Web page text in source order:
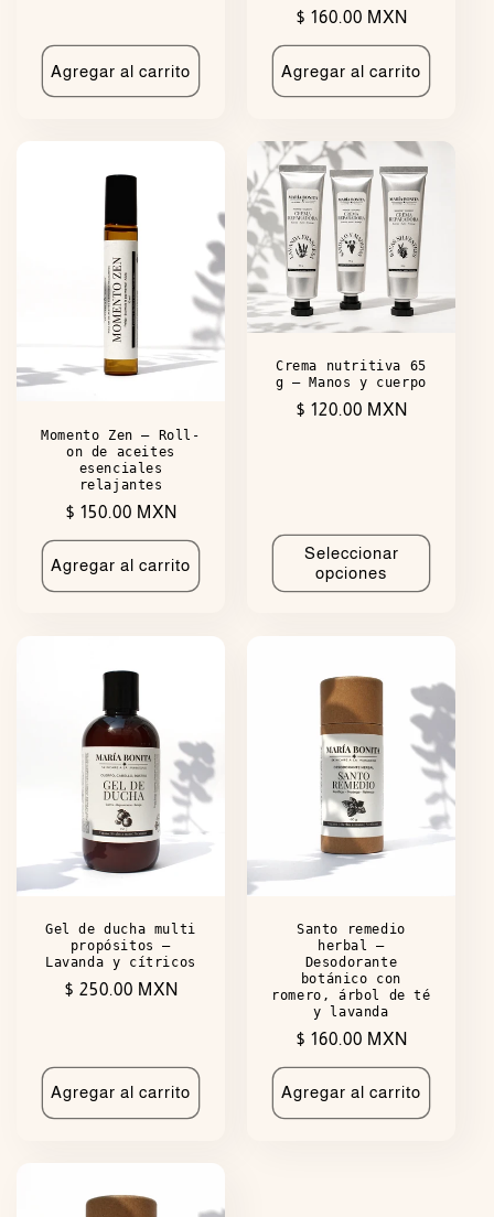
Agregar al carrito
Precio
habitual
$ 160.00 MXN
Agregar al carrito
Momento Zen — Roll-
on de aceites
esenciales
relajantes
Precio
habitual
$ 150.00 MXN
Agregar al carrito
Crema nutritiva 65
g — Manos y cuerpo
Precio
$ 120.00 MXN
Seleccionar
opciones
Gel de ducha multi
propósitos —
Lavanda y cítricos
Precio
$ 250.00 MXN
Agregar al carrito
Santo remedio
herbal —
Desodorante
botánico con
romero, árbol de té
y lavanda
Precio
habitual
$ 160.00 MXN
Agregar al carrito